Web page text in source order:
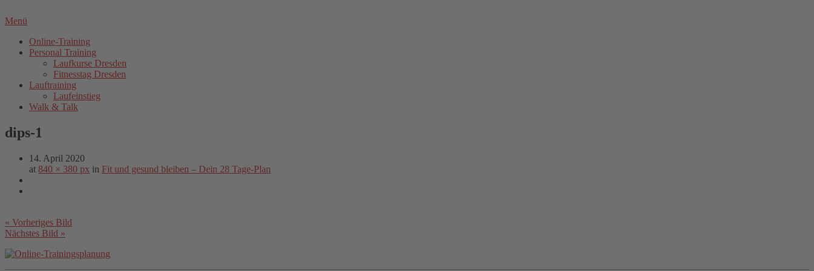
Menü
Online-Training
Personal Training
Laufkurse Dresden
Fitnesstag Dresden
Lauftraining
Laufeinstieg
Walk & Talk
dips-1
14. April 2020
at 840 × 380 px in Fit und gesund bleiben – Dein 28 Tage-Plan
« Vorheriges Bild
Nächstes Bild »